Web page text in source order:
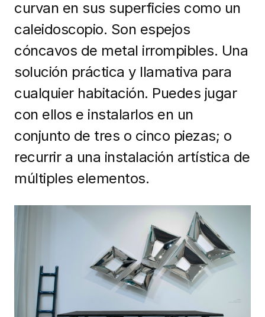
curvan en sus superficies como un
caleidoscopio. Son espejos
cóncavos de metal irrompibles. Una
solución práctica y llamativa para
cualquier habitación. Puedes jugar
con ellos e instalarlos en un
conjunto de tres o cinco piezas; o
recurrir a una instalación artística de
múltiples elementos.